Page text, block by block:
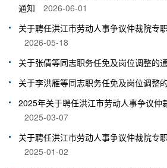
通知
2026-06-01
关于聘任洪江市劳动人事争议仲裁院专
2026-05-18
关于张倩等同志职务任免及岗位调整的
关于李洪雁等同志职务任免及岗位调整
2025年关于聘任洪江市劳动人事争议仲
2025-03-07
关于聘任洪江市劳动人事争议仲裁院专
2025-01-02